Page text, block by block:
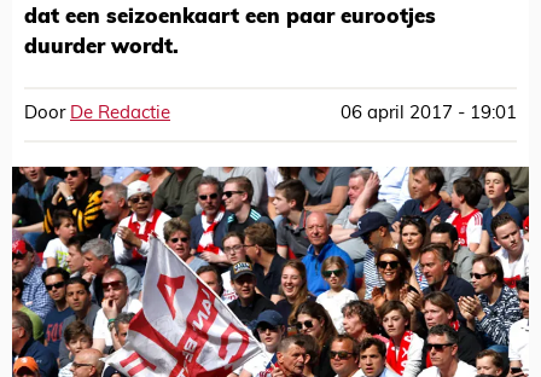
dat een seizoenkaart een paar eurootjes
duurder wordt.
Door De Redactie 06 april 2017 - 19:01